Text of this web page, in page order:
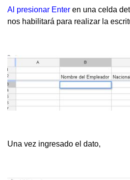
Al presionar Enter en una celda
nos habilitará para realizar la
Una vez ingresado el dato,